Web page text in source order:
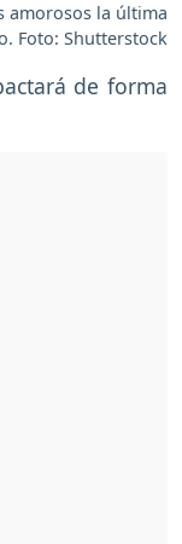
amorosos la última
Foto: Shutterstock
de forma